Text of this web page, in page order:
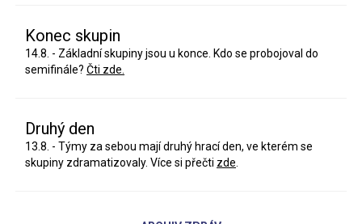
Konec skupin
14.8. - Základní skupiny jsou u konce. Kdo se probojoval do
semifinále? Čti zde.
Druhý den
13.8. - Týmy za sebou mají druhý hrací den, ve kterém se
skupiny zdramatizovaly. Více si přečti zde